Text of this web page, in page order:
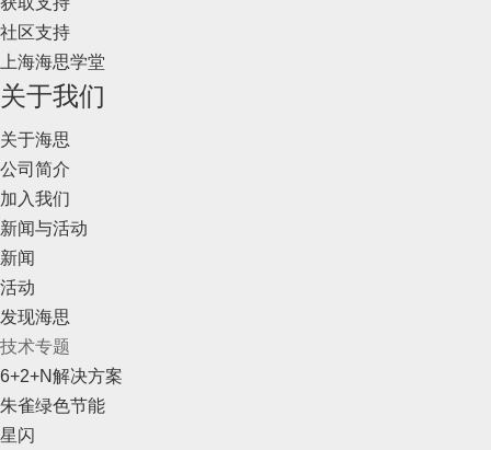
社区支持
上海海思学堂
关于我们
关于海思
公司简介
加入我们
新闻与活动
新闻
活动
发现海思
技术专题
6+2+N解决方案
朱雀绿色节能
星闪